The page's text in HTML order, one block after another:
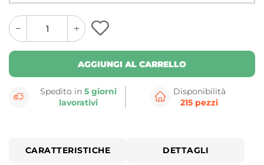
quantity
button
quantity
minus
button
AGGIUNGI AL CARRELLO
Spedito in5 giorni
lavorativi
Disponibilità
215 pezzi
CARATTERISTICHE DETTAGLI